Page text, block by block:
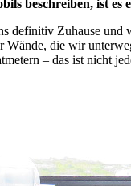
beschreiben, ist
definitiv Zuhause und
die wir
– das ist nicht